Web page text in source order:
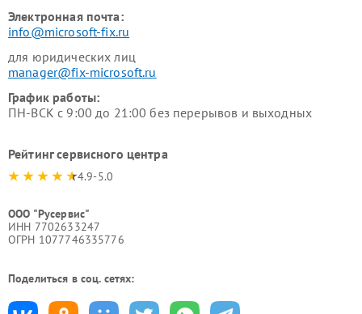
Электронная почта:
info@microsoft-fix.ru
для юридических лиц
manager@fix-microsoft.ru
График работы:
ПН-ВСК с 9:00 до 21:00 без перерывов и выходных
Рейтинг сервисного центра
4.9-5.0
ООО "Русервис"
ИНН 7702633247
ОГРН 1077746335776
Поделиться в соц. сетях: